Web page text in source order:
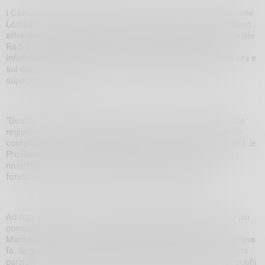
I Comuni hanno sette giorni di tempo per presentare a Regione
Lombardia la prima stima dei danni subiti sul proprio territorio
attraverso la compilazione della scheda A sul portale regionale
Ra.S.Da. – RAccolta Schede DAnni. Un flusso continuo di
informazioni dal territorio che si sta aggiornando di ora in ora e
sul quale sono al lavoro i tecnici della Protezione Civile,
supportati da ARIA.
“Desidero ringraziare tutta la struttura della Protezione Civile
regionale che si sta prodigando senza sosta in questi giorni
complicati – ha sottolineato La Russa – i volontari, i sindaci, le
Province e tutti gli operatori intervenuti senza dimenticare i
nostri dirigenti e i tecnici stanno dando un apporto
fondamentale per uscire dalla fase dell’emergenza”.
Ad oggi il territorio provinciale che ha segnalato il numero più
consistente di danni, che superano i 64 milioni di euro, è
Mantova, sferzata da una violenta grandinata già una settimana
fa. Seguono i territori della provincia di Varese con una stima
parziale dei danni attestata ad oltre 52 milioni di euro, poi quelli